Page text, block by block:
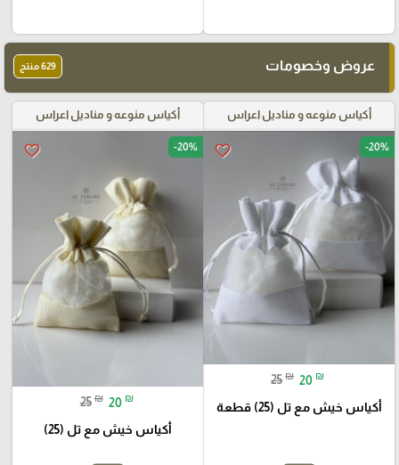
عروض وخصومات 629 منتج
أكياس منوعه و مناديل اعراس
favorite_border -20%
25 ₪ 20 ₪
أكياس خيش مع تل (25) قطعة
أكياس منوعه و مناديل اعراس
favorite_border -20%
25 ₪ 20 ₪
أكياس خيش مع تل (25)